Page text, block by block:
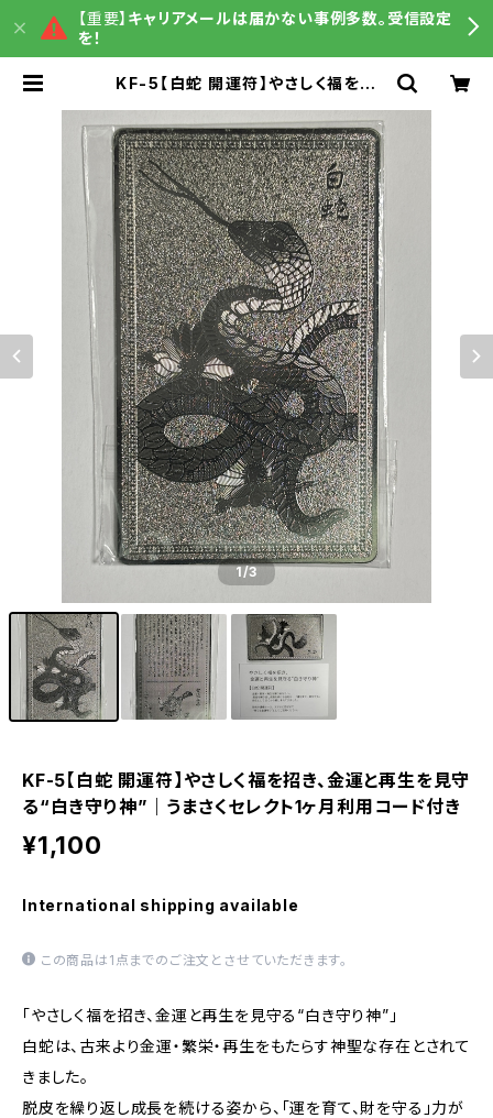
【重要】 キャリアメールは届かない事例多数。受信設定
を！
KF-5【白蛇 開運符】やさしく福を招
神”｜うまさくセレクト1ヶ月利用コー
ド付き | うまさくグッズ販売
1/3
KF-5【白蛇 開運符】やさしく福を招き、金運と再生を見守
る“白き守り神”｜うまさくセレクト1ヶ月利用コード付き
¥1,100
International shipping available
この商品は1点までのご注文とさせていただきます。
「やさしく福を招き、金運と再生を見守る“白き守り神”」
白蛇は、古来より金運・繁栄・再生をもたらす神聖な存在とされて
きました。
脱皮を繰り返し成長を続ける姿から、「運を育て、財を守る」力が